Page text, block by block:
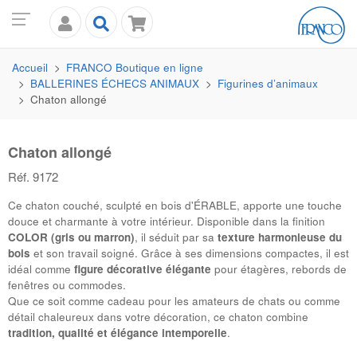
Accueil FRANCO Boutique en ligne
BALLERINES ÉCHECS ANIMAUX
Figurines d’animaux
Chaton allongé
Chaton allongé
Réf. 9172
Ce chaton couché, sculpté en bois d'ÉRABLE, apporte une touche
douce et charmante à votre intérieur. Disponible dans la finition
COLOR (gris ou marron), il séduit par sa texture harmonieuse du
bois et son travail soigné. Grâce à ses dimensions compactes, il est
idéal comme figure décorative élégante pour étagères, rebords de
fenêtres ou commodes.
Que ce soit comme cadeau pour les amateurs de chats ou comme
détail chaleureux dans votre décoration, ce chaton combine
tradition, qualité et élégance intemporelle.